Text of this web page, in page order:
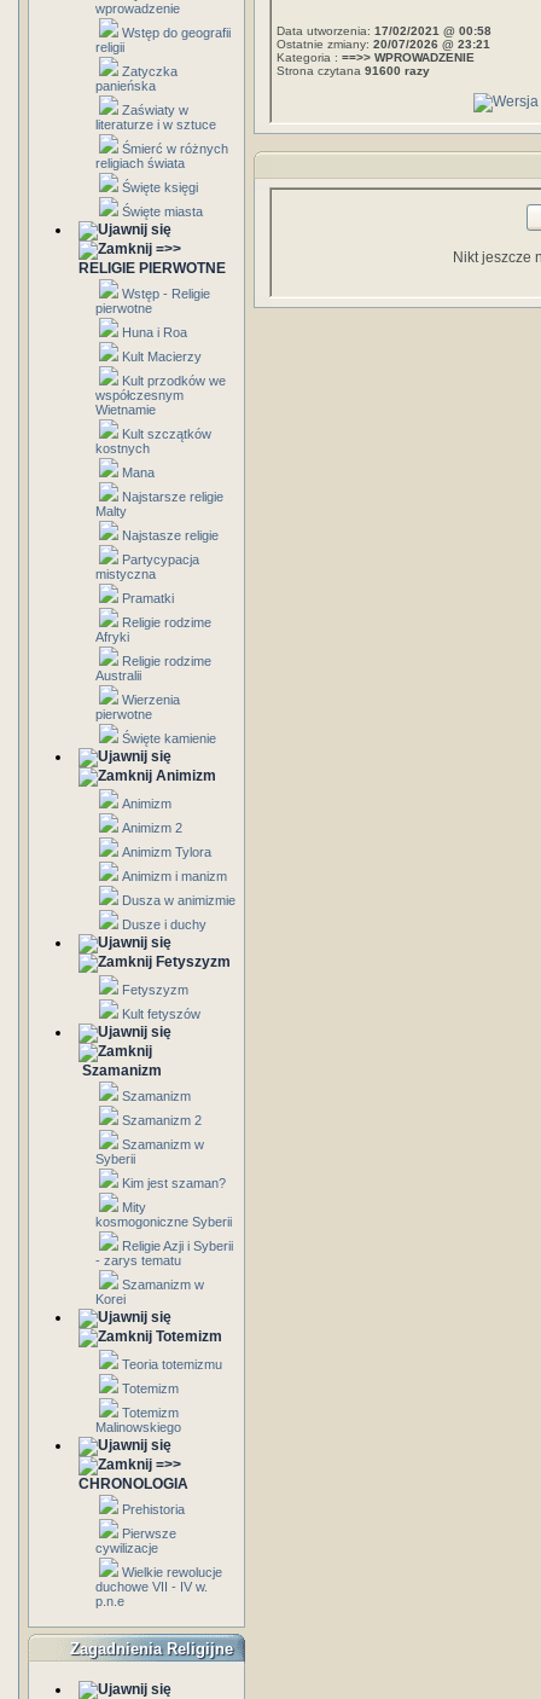
wprowadzenie
Wstęp do geografii
religii
Zatyczka
panieńska
Zaświaty w
literaturze i w sztuce
Śmierć w różnych
religiach świata
Święte księgi
Święte miasta
=>>
RELIGIE PIERWOTNE
Wstęp - Religie
pierwotne
Huna i Roa
Kult Macierzy
Kult przodków we
współczesnym
Wietnamie
Kult szczątków
kostnych
Mana
Najstarsze religie
Malty
Najstasze religie
Partycypacja
mistyczna
Pramatki
Religie rodzime
Afryki
Religie rodzime
Australii
Wierzenia
pierwotne
Święte kamienie
Animizm
Animizm
Animizm 2
Animizm Tylora
Animizm i manizm
Dusza w animizmie
Dusze i duchy
Fetyszyzm
Fetyszyzm
Kult fetyszów
Szamanizm
Szamanizm
Szamanizm 2
Szamanizm w
Syberii
Kim jest szaman?
Mity
kosmogoniczne Syberii
Religie Azji i Syberii
- zarys tematu
Szamanizm w
Korei
Totemizm
Teoria totemizmu
Totemizm
Totemizm
Malinowskiego
=>>
CHRONOLOGIA
Prehistoria
Pierwsze
cywilizacje
Wielkie rewolucje
duchowe VII - IV w.
p.n.e
Zagadnienia Religijne
Data utworzenia: 17/02/2021 @ 00:58
Ostatnie zmiany: 20/07/2026 @ 23:21
Kategoria : ==>> WPROWADZENIE
Strona czytana 91600 razy
Nikt jeszcze